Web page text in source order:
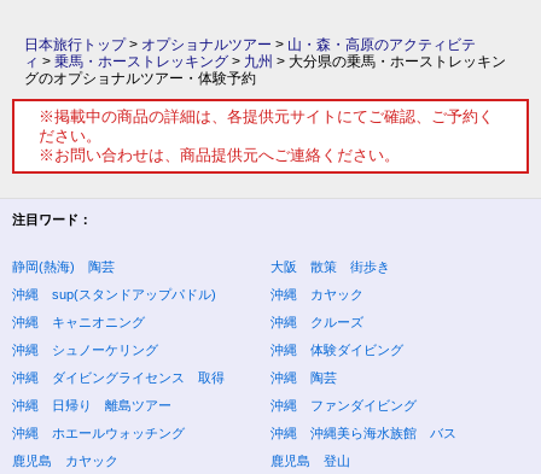
日本旅行トップ> オプショナルツアー > 山・森・高原のアクティビテ
ィ > 乗馬・ホーストレッキング > 九州 > 大分県の乗馬・ホーストレッキン
グのオプショナルツアー・体験予約
※掲載中の商品の詳細は、各提供元サイトにてご確認、ご予約く
ださい。
※お問い合わせは、商品提供元へご連絡ください。
注目ワード：
静岡(熱海) 陶芸
大阪 散策 街歩き
沖縄 sup(スタンドアップパドル)
沖縄 カヤック
沖縄 キャニオニング
沖縄 クルーズ
沖縄 シュノーケリング
沖縄 体験ダイビング
沖縄 ダイビングライセンス 取得
沖縄 陶芸
沖縄 日帰り 離島ツアー
沖縄 ファンダイビング
沖縄 ホエールウォッチング
沖縄 沖縄美ら海水族館 バス
鹿児島 カヤック
鹿児島 登山